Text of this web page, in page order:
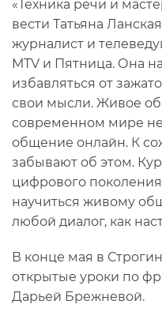
«Техника речи и
вести Татьяна
журналист и
МТV и Пятница. Она
избавляться от
свои мысли. Живое
современном мире
общение онлайн. К
забывают об этом.
цифрового
научиться живому
любой диалог, как
В конце мая в
открытые уроки по
Дарьей Брежневой.